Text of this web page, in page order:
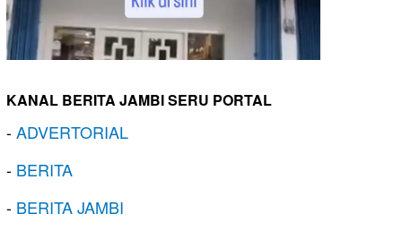
KANAL BERITA JAMBI SERU PORTAL
-ADVERTORIAL
- BERITA
- BERITA JAMBI